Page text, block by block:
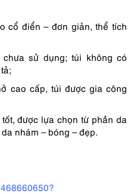
cổ điển – đơn giản, thể tích
sử dụng; túi không có
cao cấp, túi được gia công
được lựa chọn từ phần da
nhám – bóng – đẹp.